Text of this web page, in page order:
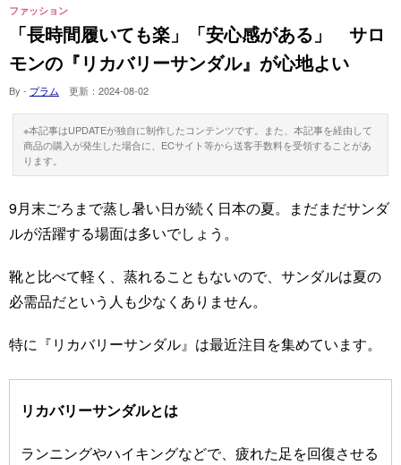
ファッション
「長時間履いても楽」「安心感がある」 サロ
モンの『リカバリーサンダル』が心地よい
By - プラム 更新： 2024-08-02
※本記事はUPDATEが独自に制作したコンテンツです。また、本記事を経由して
商品の購入が発生した場合に、ECサイト等から送客手数料を受領することがあ
ります。
9月末ごろまで蒸し暑い日が続く日本の夏。まだまだサンダ
ルが活躍する場面は多いでしょう。
靴と比べて軽く、蒸れることもないので、サンダルは夏の
必需品だという人も少なくありません。
特に『リカバリーサンダル』は最近注目を集めています。
リカバリーサンダルとは
ランニングやハイキングなどで、疲れた足を回復させる